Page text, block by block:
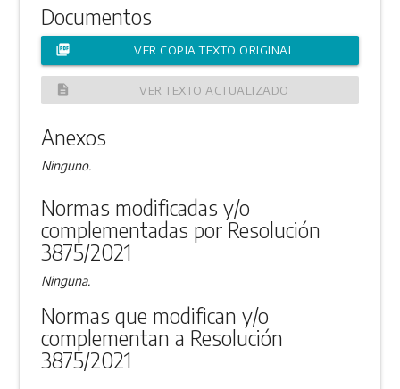
Documentos
picture_as_pdf VER COPIA TEXTO ORIGINAL
description VER TEXTO ACTUALIZADO
Anexos
Ninguno.
Normas modificadas y/o
complementadas por Resolución
3875/2021
Ninguna.
Normas que modifican y/o
complementan a Resolución
3875/2021